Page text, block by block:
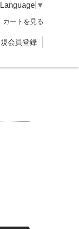
カートを見る
会員登録
▼